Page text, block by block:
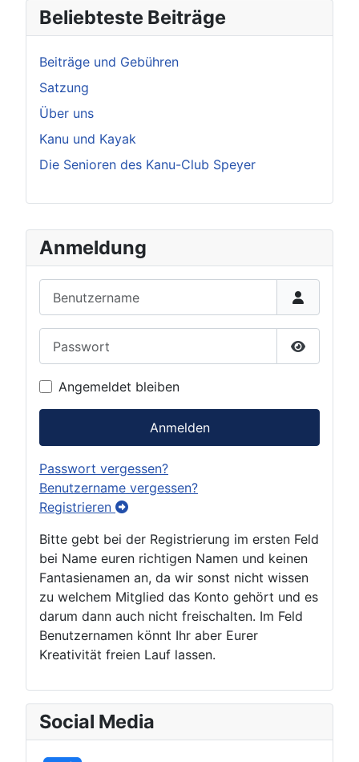
Anmeldung
Passwort
Angemeldet bleiben
Anmelden
Passwort vergessen?
Benutzername vergessen?
Registrieren
Bitte gebt bei der Registrierung im ersten Feld
bei Name euren richtigen Namen und keinen
Fantasienamen an, da wir sonst nicht wissen
zu welchem Mitglied das Konto gehört und es
darum dann auch nicht freischalten. Im Feld
Benutzernamen könnt Ihr aber Eurer
Kreativität freien Lauf lassen.
Social Media
Beliebteste Beiträge
Beiträge und Gebühren
Satzung
Über uns
Kanu und Kayak
Die Senioren des Kanu-Club Speyer